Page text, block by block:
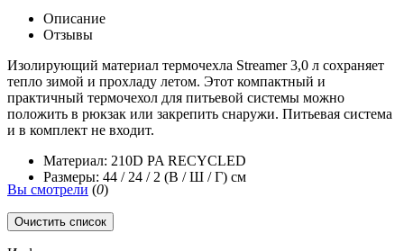
Описание
Отзывы
Изолирующий материал термочехла Streamer 3,0 л сохраняет
тепло зимой и прохладу летом. Этот компактный и
практичный термочехол для питьевой системы можно
положить в рюкзак или закрепить снаружи. Питьевая система
и в комплект не входит.
Материал: 210D PA RECYCLED
Размеры: 44 / 24 / 2 (В / Ш / Г) см
Вы смотрели (0)
Очистить список